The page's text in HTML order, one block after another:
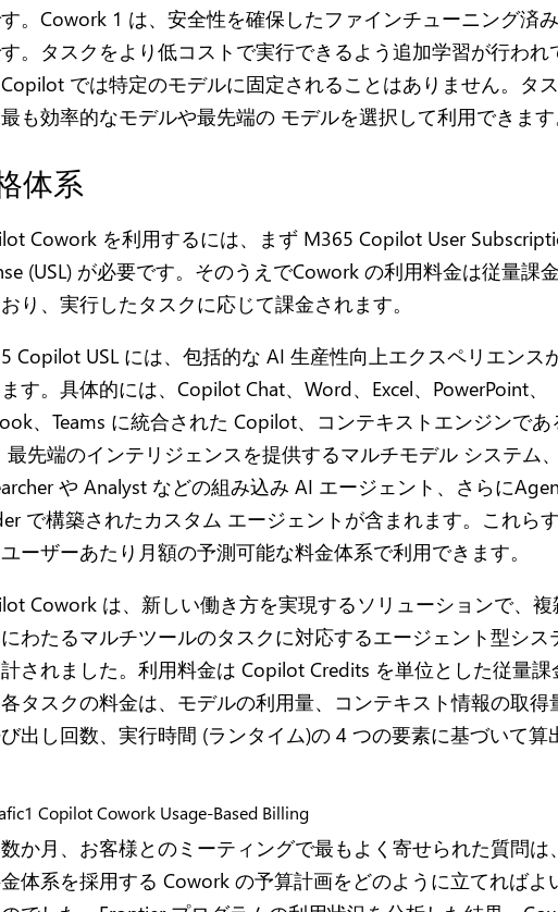
。Cowork 1 は、安全性を確保したファインチューニング済
。タスクをより低コストで実行できるよう追加学習が行われ
では特定のモデルに固定されることはありません。タ
も効率的なモデルや最先端の モデルを選択して利用できます
体系
Cowork を利用するには、まず M365 Copilot User
(USL) が必要です。そのうえでCowork の利用料金は従量課
り、実行したタスクに応じて課金されます。
Copilot USL には、包括的な AI 生産性向上エクスペリエンス
す。具体的には、Copilot Chat、Word、Excel、PowerPoint、
、Teams に統合された Copilot、コンテキストエンジンであ
最先端のインテリジェンスを提供するマルチモデル システム、
や Analyst などの組み込み AI エージェント、さらに
で構築されたカスタム エージェントが含まれます。これら
ーザーあたり月額の予測可能な料金体系で利用できます。
Cowork は、新しい働き方を実現するソリューションで、複
わたるマルチツールのタスクに対応するエージェント型シス
されました。利用料金は Copilot Credits を単位とした従量課
タスクの料金は、モデルの利用量、コンテキスト情報の取得
出し回数、実行時間 (ランタイム)の 4 つの要素に基づいて算
か月、お客様とのミーティングで最もよく寄せられた質問は
体系を採用する Cowork の予算計画をどのように立てればよ